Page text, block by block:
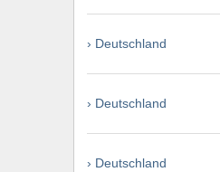
› Deutschland
› Deutschland
› Deutschland